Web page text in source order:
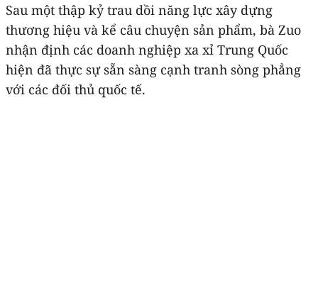
Sau một thập kỷ trau dồi năng lực xây dựng
thương hiệu và kể câu chuyện sản phẩm, bà Zuo
nhận định các doanh nghiệp xa xỉ Trung Quốc
hiện đã thực sự sẵn sàng cạnh tranh sòng phẳng
với các đối thủ quốc tế.